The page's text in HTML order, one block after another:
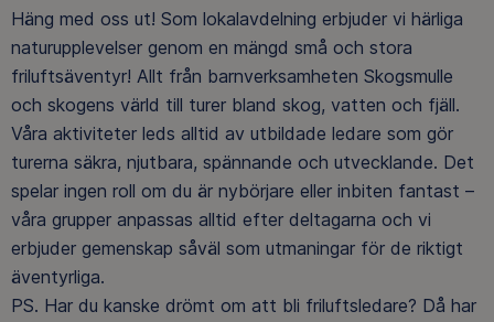
Häng med oss ut! Som lokalavdelning erbjuder vi härliga
naturupplevelser genom en mängd små och stora
friluftsäventyr! Allt från barnverksamheten Skogsmulle
och skogens värld till turer bland skog, vatten och fjäll.
Våra aktiviteter leds alltid av utbildade ledare som gör
turerna säkra, njutbara, spännande och utvecklande. Det
spelar ingen roll om du är nybörjare eller inbiten fantast –
våra grupper anpassas alltid efter deltagarna och vi
erbjuder gemenskap såväl som utmaningar för de riktigt
äventyrliga.
PS. Har du kanske drömt om att bli friluftsledare? Då har